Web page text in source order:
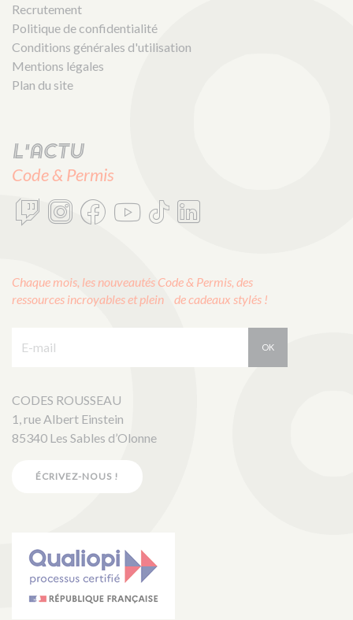
Recrutement
Politique de confidentialité
Conditions générales d'utilisation
Mentions légales
Plan du site
L'actu
Code & Permis
Chaque mois, les nouveautés Code & Permis, des
ressources incroyables et plein de cadeaux stylés !
OK
CODES ROUSSEAU
1, rue Albert Einstein
85340 Les Sables d’Olonne
ÉCRIVEZ-NOUS !